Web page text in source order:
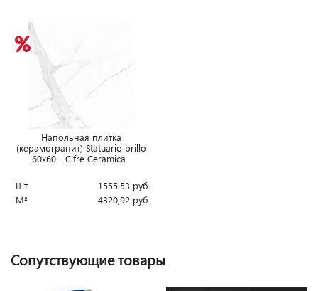
Напольная плитка
(керамогранит) Statuario brillo
60x60 - Cifre Ceramica
Шт 1555.53 руб.
М²
4320,92 руб.
Сопутствующие товары